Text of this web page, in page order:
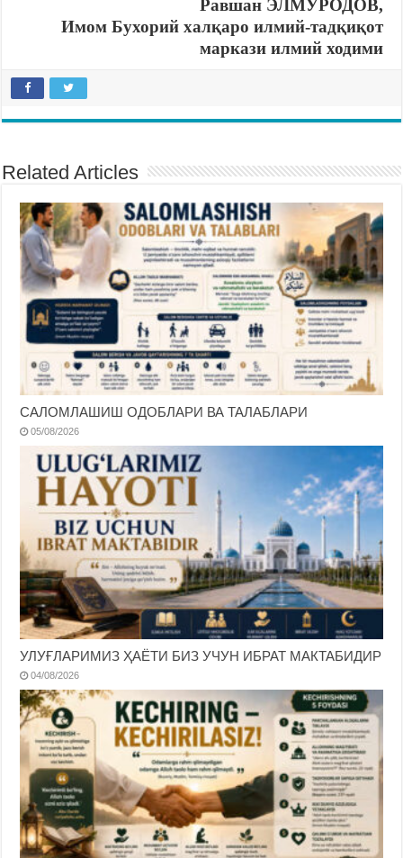
Равшан ЭЛМУРОДОВ,
Имом Бухорий халқаро илмий-тадқиқот
маркази илмий ходими
Related Articles
САЛОМЛАШИШ ОДОБЛАРИ ВА ТАЛАБЛАРИ
05/08/2026
УЛУҒЛАРИМИЗ ҲАЁТИ БИЗ УЧУН ИБРАТ МАКТАБИДИР
04/08/2026